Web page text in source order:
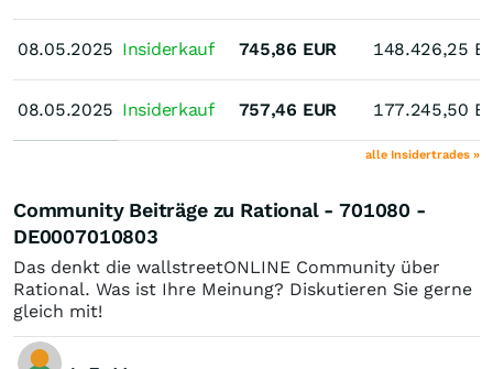
08.05.2025
08.05.2025
08.05.2025 Insiderkauf 745,86 EUR 148.426,25
08.05.2025 Insiderkauf 757,46 EUR 177.245,50
alle Insidertrades »
Community Beiträge zu Rational - 701080 -
DE0007010803
Das denkt die wallstreetONLINE Community über
Rational. Was ist Ihre Meinung? Diskutieren Sie gerne
gleich mit!